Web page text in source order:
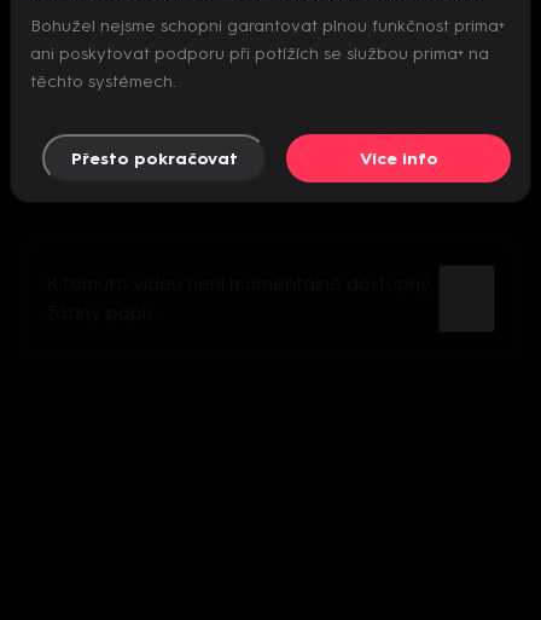
Nepodařilo se inicializovat přehrávač
Bohužel nejsme schopni garantovat plnou funkčnost prima+
ani poskytovat podporu při potížích se službou prima+ na
těchto systémech.
Přesto pokračovat Více info